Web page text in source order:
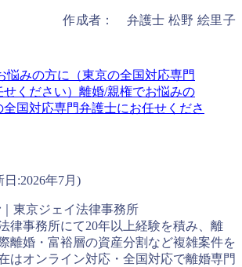
作成者： 弁護士 松野 絵里子
悩みの方に（東京の全国対応専門
ください） 離婚/親権でお悩みの
国対応専門弁護士にお任せくださ
:2026年7月)
｜東京ジェイ法律事務所
律事務所にて20年以上経験を積み、離
離婚・富裕層の資産分割など複雑案件を
はオンライン対応・全国対応で離婚専門